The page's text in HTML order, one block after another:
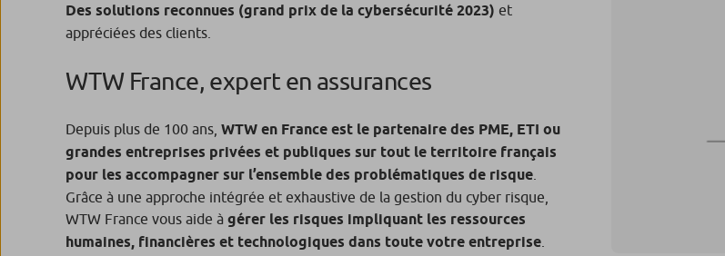
Des solutions reconnues (grand prix de la cybersécurité 2023) et
appréciées des clients.
WTW France, expert en assurances
Depuis plus de 100 ans, WTW en France est le partenaire des PME, ETI ou
grandes entreprises privées et publiques sur tout le territoire français
pour les accompagner sur l’ensemble des problématiques de risque
Grâce à une approche intégrée et exhaustive de la gestion du cyber risque,
WTW France vous aide à gérer les risques impliquant les ressources
humaines, financières et technologiques dans toute votre entreprise